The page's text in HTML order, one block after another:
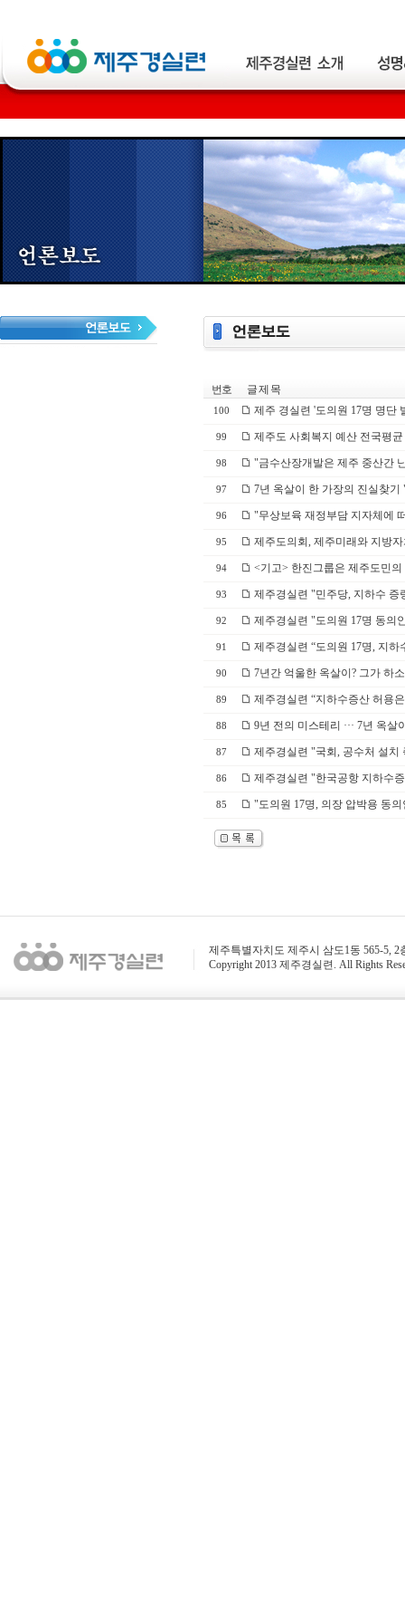
번호 글 제 목
100 제주 경실련 '도의원 17명 명단
99 제주도 사회복지 예산 전국평
98 "금수산장개발은 제주 중산간
97 7년 옥살이 한 가장의 진실찾
96 "무상보육 재정부담 지자체에
95 제주도의회, 제주미래와 지방
94 <기고> 한진그룹은 제주도민
93 제주경실련 "민주당, 지하수 증
92 제주경실련 "도의원 17명 동의
91 제주경실련 “도의원 17명, 지하
90 7년간 억울한 옥살이? 그가 하
89 제주경실련 “지하수증산 허용
88 9년 전의 미스테리 ··· 7년 옥
87 제주경실련 "국회, 공수처 설치
86 제주경실련 "한국공항 지하수
85 "도의원 17명, 의장 압박용 동
제주특별자치도 제주시 삼도1동 565-5, 2
Copyright 2013 제주경실련. All Rights